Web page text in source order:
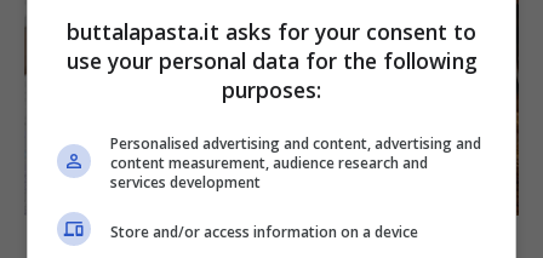
SECONDI PIATTI
Arista di maiale al latte
buttalapasta.it asks for your consent to
use your personal data for the following
purposes:
Personalised advertising and content, advertising and
content measurement, audience research and
services development
Store and/or access information on a device